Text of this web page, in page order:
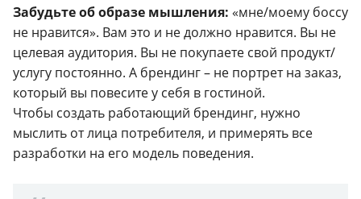
Забудьте об образе мышления: «мне/моему боссу
не нравится». Вам это и не должно нравится. Вы не
целевая аудитория. Вы не покупаете свой продукт/
услугу постоянно. А брендинг – не портрет на заказ,
который вы повесите у себя в гостиной.
Чтобы создать работающий брендинг, нужно
мыслить от лица потребителя, и примерять все
разработки на его модель поведения.